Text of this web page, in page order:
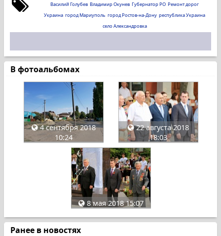
Василий Голубев Владимир Окунев Губернатор РО Ремонт дорог
Украина город Мариуполь город Ростов-на-Дону республика Украина
село Александровка
В фотоальбомах
4 сентября 2018
10:24
22 августа 2018
18:03
8 мая 2018 15:07
Ранее в новостях